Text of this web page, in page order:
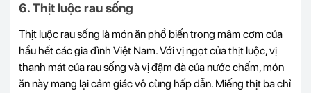
6. Thịt luộc rau sống
Thịt luộc rau sống là món ăn phổ biến trong mâm cơm của
hầu hết các gia đình Việt Nam. Với vị ngọt của thịt luộc, vị
thanh mát của rau sống và vị đậm đà của nước chấm, món
ăn này mang lại cảm giác vô cùng hấp dẫn. Miếng thịt ba chỉ